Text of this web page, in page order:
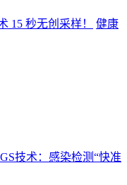
15 秒无创采样！
健康
技术：感染检测“快准